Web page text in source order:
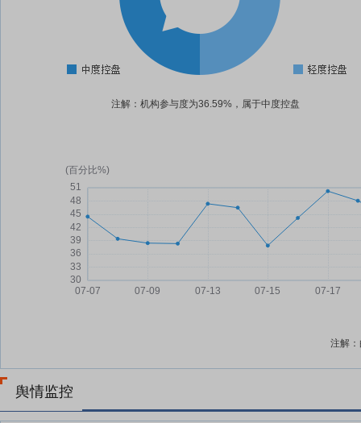
注解：机构参与度为36.59%，属于中度控盘
注解
舆情监控